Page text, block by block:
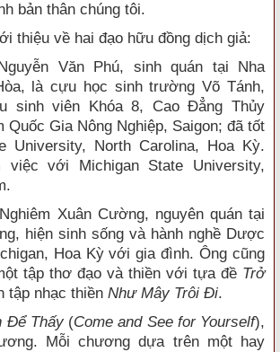
bản thân chúng tôi.
thiệu về hai đạo hữu đồng dịch giả:
Văn Phú, sinh quán tại Nha
là cựu học sinh trường Võ Tánh,
sinh viên Khóa 8, Cao Đẳng Thủy
Quốc Gia Nông Nghiệp, Saigon; đã tốt
University, North Carolina, Hoa Kỳ.
việc với Michigan State University,
Xuân Cường, nguyên quán tại
hiện sinh sống và hành nghề Dược
Hoa Kỳ với gia đình. Ông cũng
tập thơ đạo và thiền với tựa đề Trở
tập nhạc thiền Như Mây Trôi Đi.
Để Thấy (Come and See for Yourself),
Mỗi chương dựa trên một hay